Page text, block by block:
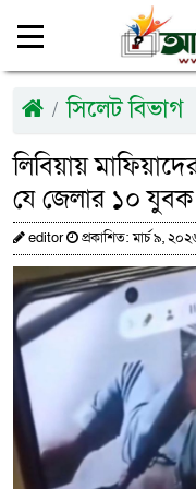
সিলেট বিভাগ
লিবিয়ায়
যে জেলার ১০ যুবক
editor প্রকাশিত: মার্চ ৯,